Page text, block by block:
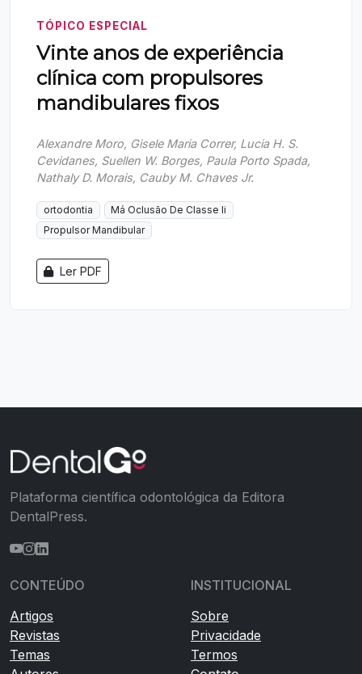
TÓPICO ESPECIAL
Vinte anos de experiência
clínica com propulsores
mandibulares fixos
Alexandre Moro, Gisele Maria Correr, Lucia H. S.
Cevidanes, Suellen W. Borges, Paula Porto Spada,
Nathaly D. Morais, Cauby M. Chaves Jr.
ortodontia
Má Oclusão De Classe Ii
Propulsor Mandibular
Ler PDF
Plataforma científica odontológica da Editora
DentalPress.
CONTEÚDO
Artigos
Revistas
Temas
INSTITUCIONAL
Sobre
Privacidade
Termos